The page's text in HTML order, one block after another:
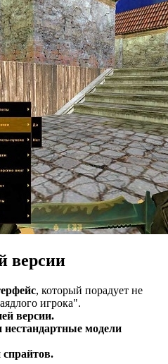
версии
, который порадует не
игрока".
версии.
модели